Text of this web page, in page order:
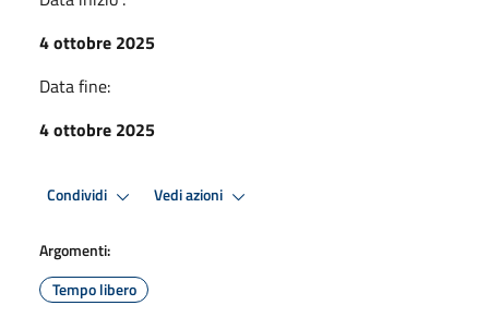
4 ottobre 2025
Data fine:
4 ottobre 2025
Condividi Vedi azioni
Argomenti:
Tempo libero